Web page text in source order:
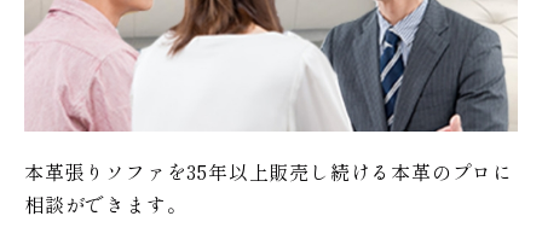
本革張りソファを35年以上販売し続ける本革のプロに
相談ができます。